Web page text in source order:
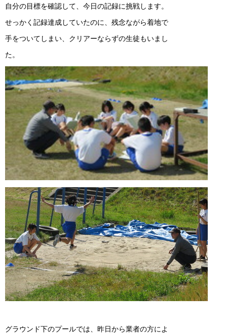
自分の目標を確認して、今日の記録に挑戦します。
せっかく記録達成していたのに、残念ながら着地で
手をついてしまい、クリアーならずの生徒もいまし
た。
グラウンド下のプールでは、昨日から業者の方によ